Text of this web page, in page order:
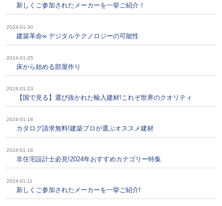
新しくご参加されたメーカーを一挙ご紹介！
2024-01-30
建築革命∞ デジタルテクノロジーの可能性
2024-01-25
床から始める部屋作り
2024-01-23
【国で見る】選び抜かれた輸入建材!これぞ世界のクオリティ
2024-01-18
カタログ請求無料!建築プロが選ぶオススメ建材
2024-01-16
非住宅設計士必見!2024年おすすめカテゴリー特集
2024-01-11
新しくご参加されたメーカーを一挙ご紹介!